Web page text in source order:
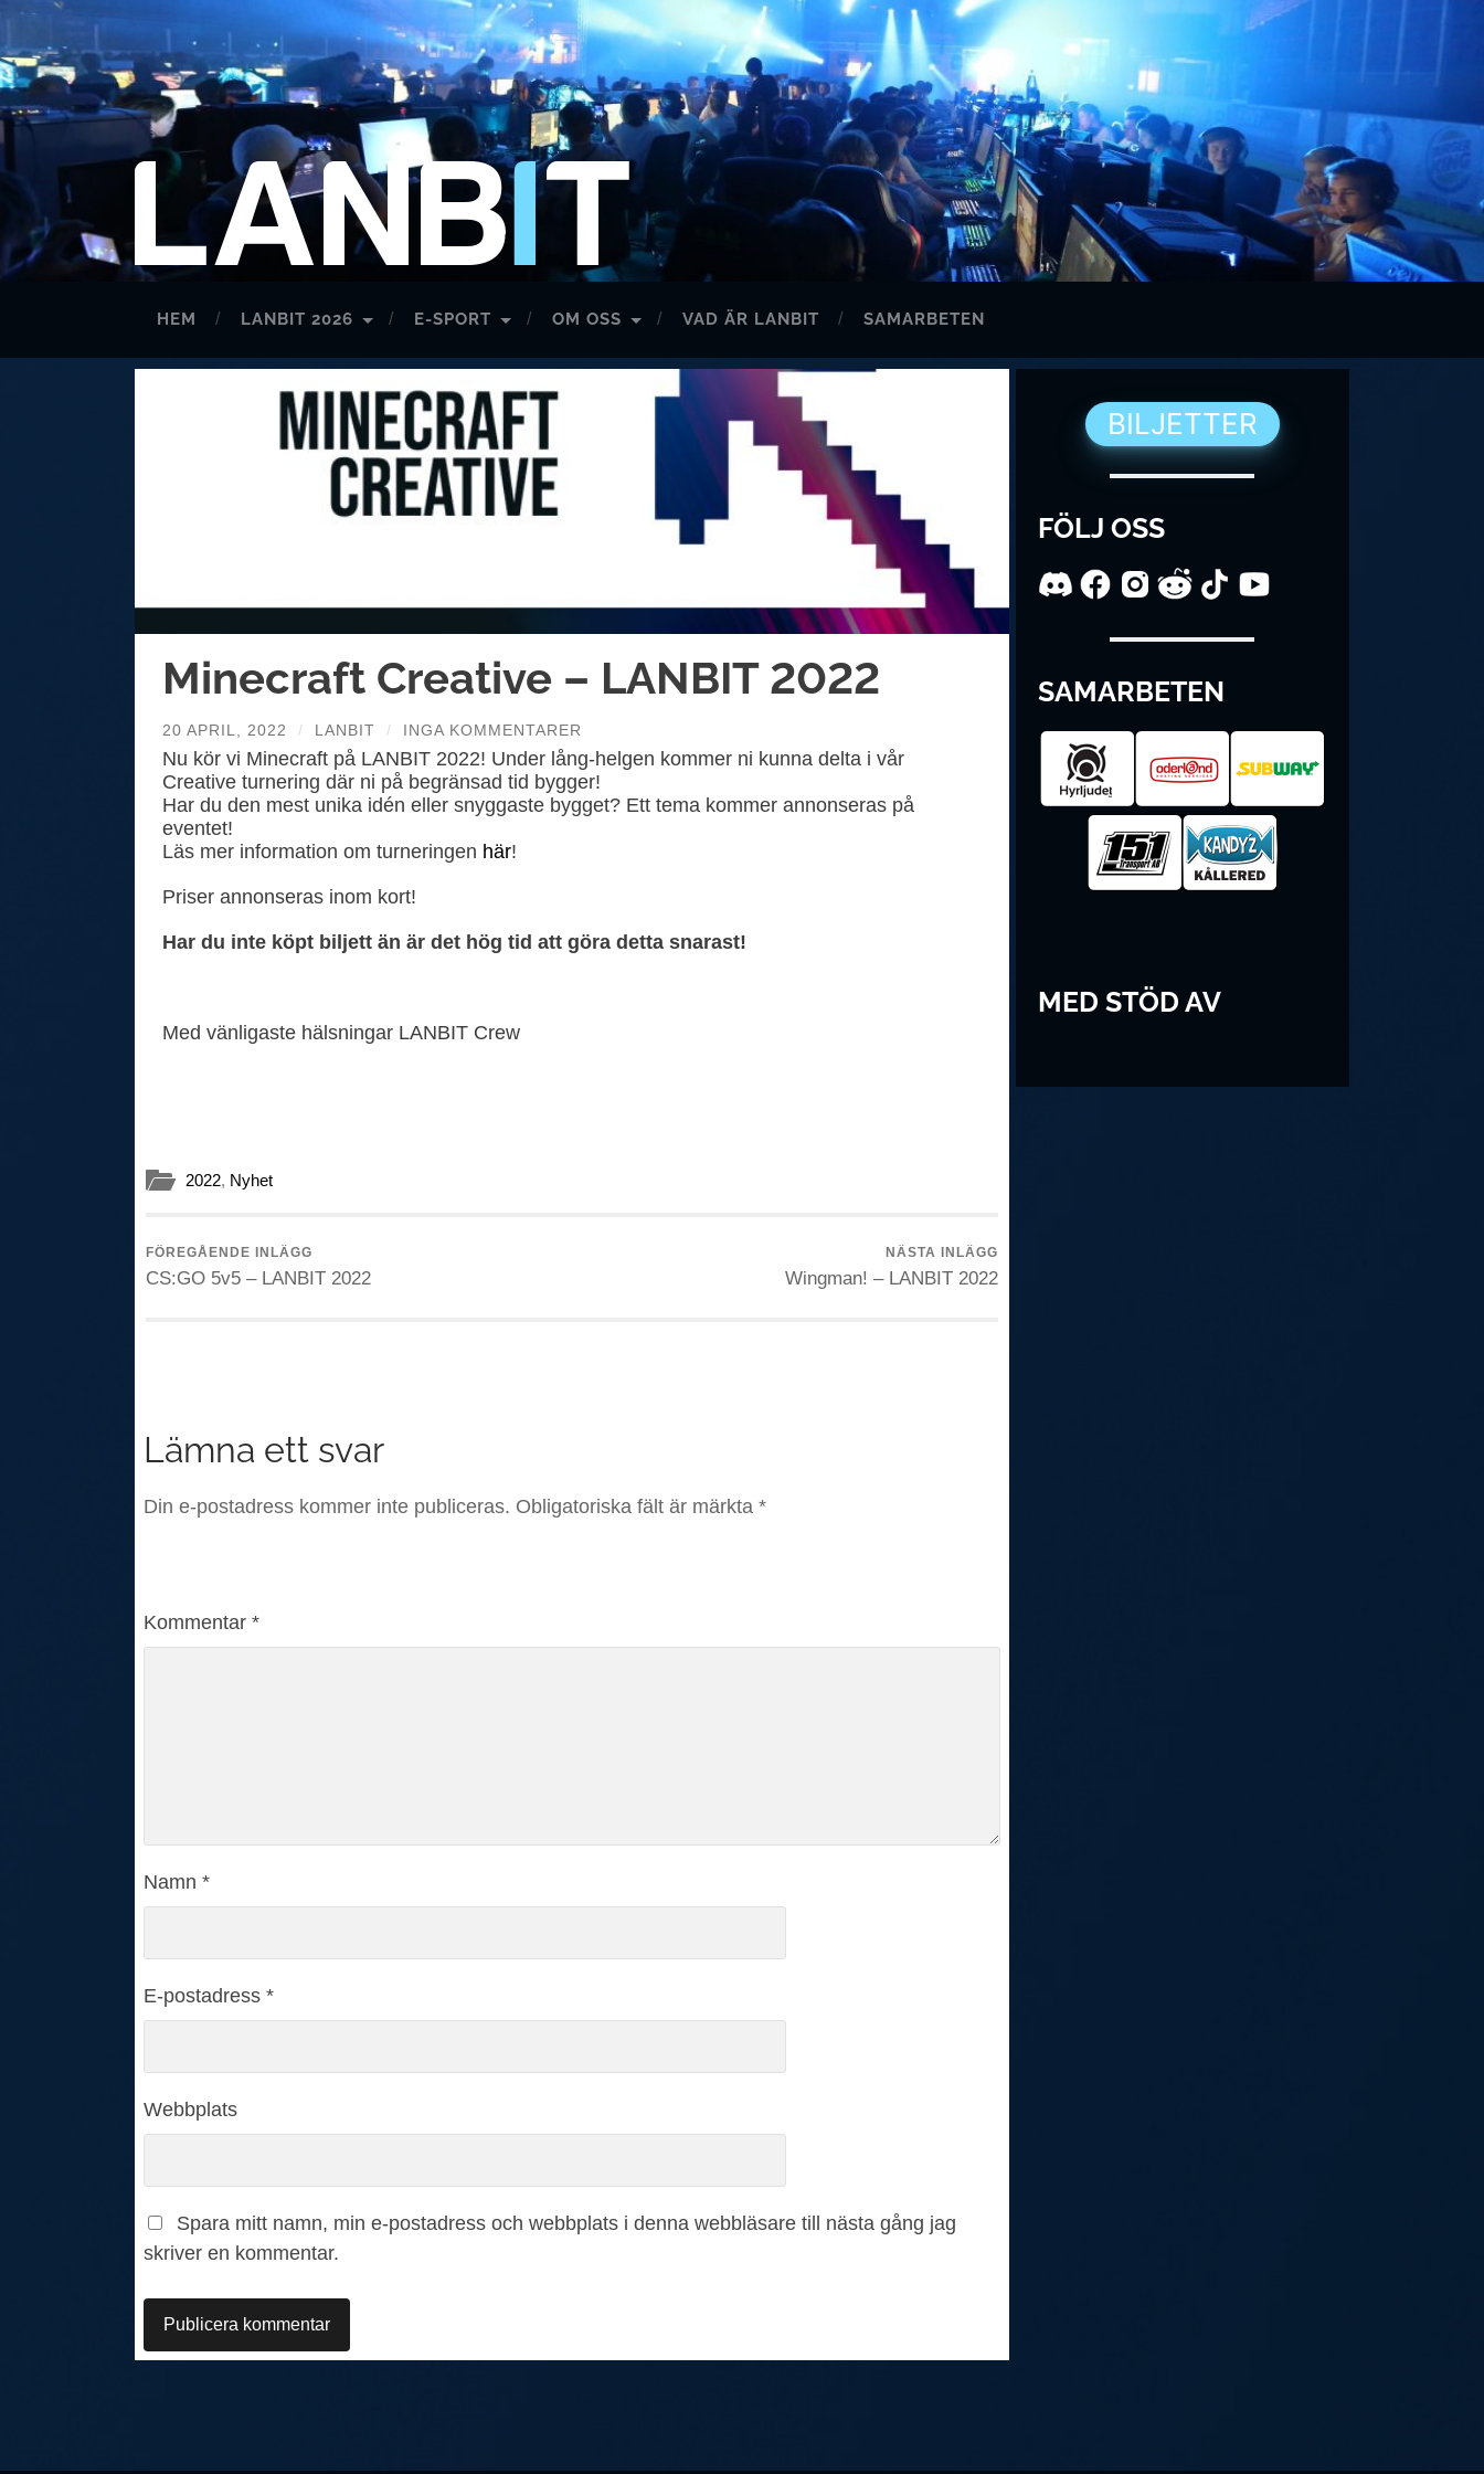
HEM LANBIT 2026 E-SPORT OM OSS VAD ÄR LANBIT SAMARBETEN
Minecraft Creative – LANBIT 2022
20 APRIL, 2022 / LANBIT / INGA KOMMENTARER
Nu kör vi Minecraft på LANBIT 2022! Under lång-helgen kommer ni kunna delta i vår
Creative turnering där ni på begränsad tid bygger!
Har du den mest unika idén eller snyggaste bygget? Ett tema kommer annonseras på
eventet!
Läs mer information om turneringen här!
Priser annonseras inom kort!
Har du inte köpt biljett än är det hög tid att göra detta snarast!
Med vänligaste hälsningar LANBIT Crew
2022, Nyhet
FÖREGÅENDE INLÄGG
CS:GO 5v5 – LANBIT 2022
NÄSTA INLÄGG
Wingman! – LANBIT 2022
Lämna ett svar
Din e-postadress kommer inte publiceras. Obligatoriska fält är märkta *
Kommentar *
Namn *
E-postadress *
Webbplats
Spara mitt namn, min e-postadress och webbplats i denna webbläsare till nästa gång jag
skriver en kommentar.
BILJETTER
FÖLJ OSS
SAMARBETEN
MED STÖD AV